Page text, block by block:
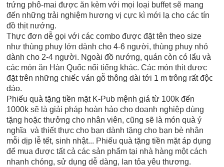
trứng phô-mai được ăn kèm với mọi loại buffet sẽ mang
đến những trải nghiệm hương vị cực kì mới lạ cho các tín
đồ thịt nướng.
Thực đơn dễ gọi với các combo được đặt tên theo size
như thùng phuy lớn dành cho 4-6 người, thùng phuy nhỏ
dành cho 2-4 người. Ngoài đồ nướng, quán còn có lẩu và
các món ăn Hàn Quốc nổi tiếng khác. Các món thịt được
đặt trên những chiếc ván gỗ thông dài tới 1 m trông rất độc
đáo.
Phiếu quà tặng tiền mặt K-Pub mệnh giá từ 100k đến
1000k sẽ là giải pháp hoàn hảo cho doanh nghiệp dùng
tặng hoặc thưởng cho nhân viên, cũng sẽ là món quà ý
nghĩa và thiết thực cho bạn dành tặng cho bạn bè nhân
mỗi dịp lễ tết, sinh nhật... Phiếu quà tặng tiền mặt áp dụng
để mua được tất cả các sản phẩm tại nhà hàng một cách
nhanh chóng, sử dụng dễ dàng, lan tỏa yêu thương.